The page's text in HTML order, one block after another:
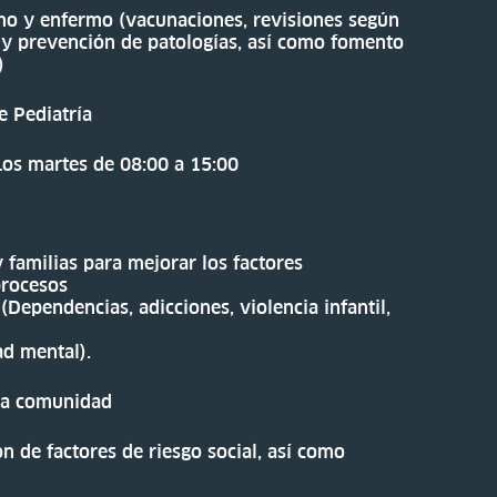
y enfermo (vacunaciones, revisiones según
prevención de patologías, así como fomento
Pediatría
martes de 08:00 a 15:00
familias para mejorar los factores
adicciones, violencia infantil,
mental).
comunidad
de factores de riesgo social, así como